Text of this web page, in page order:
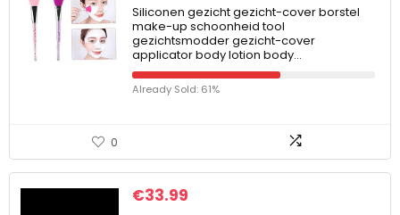
Siliconen gezicht gezicht-cover borstel
make-up schoonheid tool
gezichtsmodder gezicht-cover
applicator body lotion body…
Already Sold: 61%
0
€33.99